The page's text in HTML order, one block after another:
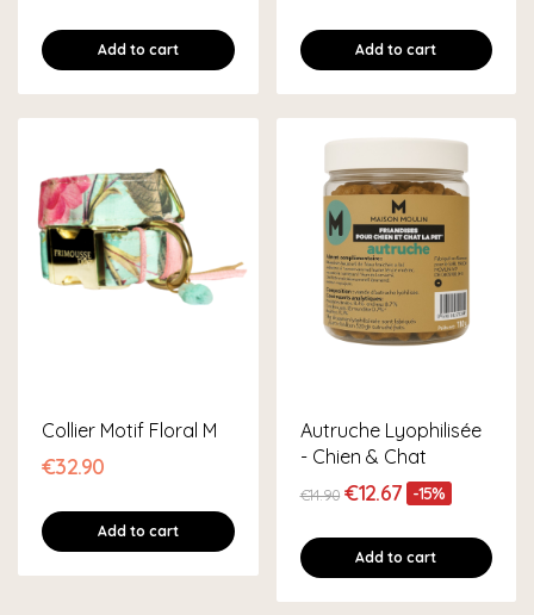
Add to cart Add to cart
Collier Motif Floral M
€32.90
Add to cart
Autruche Lyophilisée
- Chien & Chat
€14.90 €12.67 -15%
Add to cart